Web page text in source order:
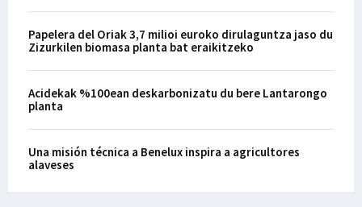
Papelera del Oriak 3,7 milioi euroko dirulaguntza jaso du
Zizurkilen biomasa planta bat eraikitzeko
Acidekak %100ean deskarbonizatu du bere Lantarongo
planta
Una misión técnica a Benelux inspira a agricultores
alaveses